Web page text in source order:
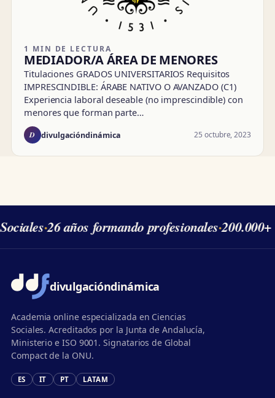
1 MIN DE LECTURA
MEDIADOR/A ÁREA DE MENORES
Titulaciones GRADOS UNIVERSITARIOS Requisitos
IMPRESCINDIBLE: ÁRABE NATIVO O AVANZADO (C1)
Experiencia laboral deseable (no imprescindible) con
menores que forman parte…
D divulgacióndinámica 25 octubre, 2023
·26 años formando profesionales·200.000+
divulgacióndinámica
Academia online especializada en Ciencias
Sociales. Acreditados por la Junta de Andalucía,
Ministerio e ISO 9001. Signatarios de Global
Compact de la ONU.
ES IT PT LATAM